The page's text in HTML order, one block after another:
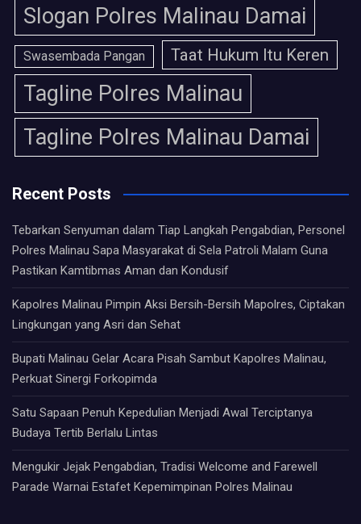
Slogan Polres Malinau Damai
Swasembada Pangan Taat Hukum Itu Keren
Tagline Polres Malinau
Tagline Polres Malinau Damai
Recent Posts
Tebarkan Senyuman dalam Tiap Langkah Pengabdian, Personel
Polres Malinau Sapa Masyarakat di Sela Patroli Malam Guna
Pastikan Kamtibmas Aman dan Kondusif
Kapolres Malinau Pimpin Aksi Bersih-Bersih Mapolres, Ciptakan
Lingkungan yang Asri dan Sehat
Bupati Malinau Gelar Acara Pisah Sambut Kapolres Malinau,
Perkuat Sinergi Forkopimda
Satu Sapaan Penuh Kepedulian Menjadi Awal Terciptanya
Budaya Tertib Berlalu Lintas
Mengukir Jejak Pengabdian, Tradisi Welcome and Farewell
Parade Warnai Estafet Kepemimpinan Polres Malinau